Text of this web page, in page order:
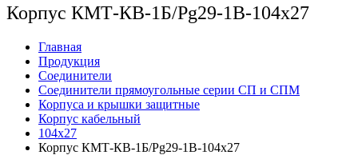
Корпус КМТ-КВ-1Б/Pg29-1В-104х27
Главная
Продукция
Соединители
Соединители прямоугольные серии СП и СПМ
Корпуса и крышки защитные
Корпус кабельный
104х27
Корпус КМТ-КВ-1Б/Pg29-1В-104х27